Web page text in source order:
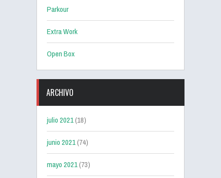
Parkour
Extra Work
Open Box
ARCHIVO
julio 2021(18)
junio 2021(74)
mayo 2021(73)